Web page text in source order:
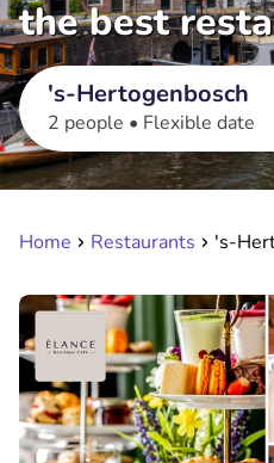
the best
's-Hertogenbosch
2 people • Flexible date
Home Restaurants 's-